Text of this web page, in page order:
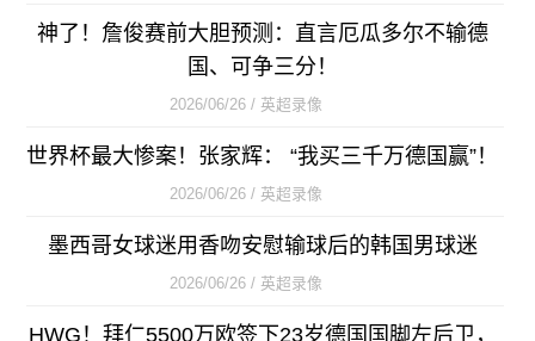
神了！詹俊赛前大胆预测：直言厄瓜多尔不输德
国、可争三分！
2026/06/26 / 英超录像
世界杯最大惨案！张家辉： “我买三千万德国赢”！
2026/06/26 / 英超录像
墨西哥女球迷用香吻安慰输球后的韩国男球迷
2026/06/26 / 英超录像
HWG！拜仁5500万欧签下23岁德国国脚左后卫，